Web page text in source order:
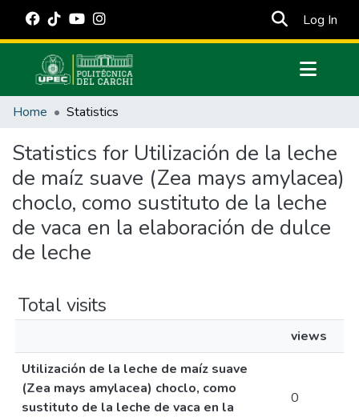
Log In
Communities & Collections
Estadísticas Externas
Manuales
Home Statistics
Statistics for Utilización de la leche
de maíz suave (Zea mays amylacea)
choclo, como sustituto de la leche
de vaca en la elaboración de dulce
de leche
Total visits
views
Utilización de la leche de maíz suave
(Zea mays amylacea) choclo, como
sustituto de la leche de vaca en la
0